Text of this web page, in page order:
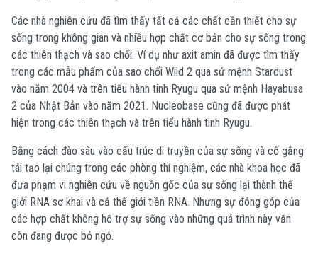
Các nhà nghiên cứu đã tìm thấy tất cả các chất cần thiết cho sự
sống trong không gian và nhiều hợp chất cơ bản cho sự sống trong
các thiên thạch và sao chổi. Ví dụ như axit amin đã được tìm thấy
trong các mẫu phẩm của sao chổi Wild 2 qua sứ mệnh Stardust
vào năm 2004 và trên tiểu hành tinh Ryugu qua sứ mệnh Hayabusa
2 của Nhật Bản vào năm 2021. Nucleobase cũng đã được phát
hiện trong các thiên thạch và trên tiểu hành tinh Ryugu.
Bằng cách đào sâu vào cấu trúc di truyền của sự sống và cố gắng
tái tạo lại chúng trong các phòng thí nghiệm, các nhà khoa học đã
đưa phạm vi nghiên cứu về nguồn gốc của sự sống lại thành thế
giới RNA sơ khai và cả thế giới tiền RNA. Nhưng sự đóng góp của
các hợp chất không hỗ trợ sự sống vào những quá trình này vẫn
còn đang được bỏ ngỏ.